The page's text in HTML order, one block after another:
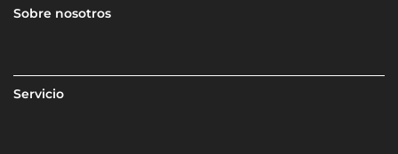
Sobre nosotros
Servicio